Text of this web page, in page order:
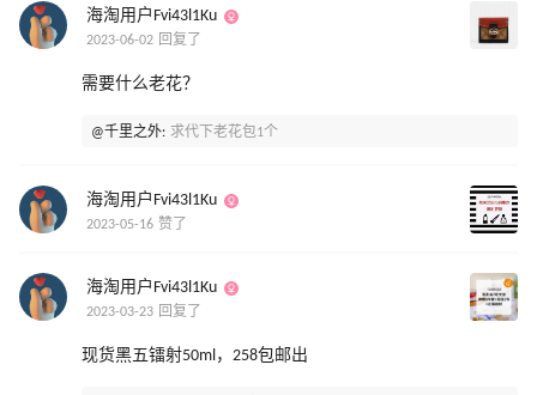
海淘用户Fvi43l1Ku
2023-06-02 回复了
需要什么老花？
@千里之外: 求代下老花包1个
海淘用户Fvi43l1Ku
2023-05-16 赞了
海淘用户Fvi43l1Ku
2023-03-23 回复了
现货黑五镭射50ml，258包邮出